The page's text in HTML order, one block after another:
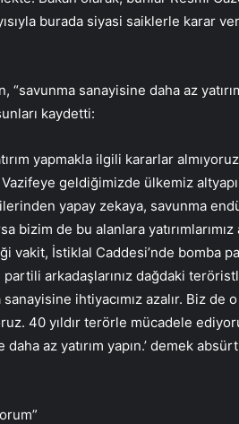
burada siyasi saiklerle karar
“savunma sanayisine daha az
kaydetti:
yapmakla ilgili kararlar
geldiğimizde ülkemiz
yapay zekaya, savunma
bizim de bu alanlara
vakit, İstiklal Caddesi’nde bomba
arkadaşlarınız dağdaki
ihtiyacımız azalır. Biz de
40 yıldır terörle mücadele
az yatırım yapın.’ demek